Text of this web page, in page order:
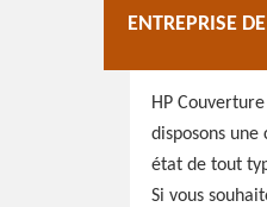
ENTREPRISE
HP
disposons
état de tout
Si vous